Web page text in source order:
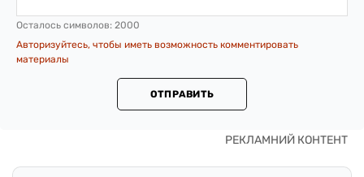
Осталось символов: 2000
Авторизуйтесь, чтобы иметь возможность комментировать
материалы
ОТПРАВИТЬ